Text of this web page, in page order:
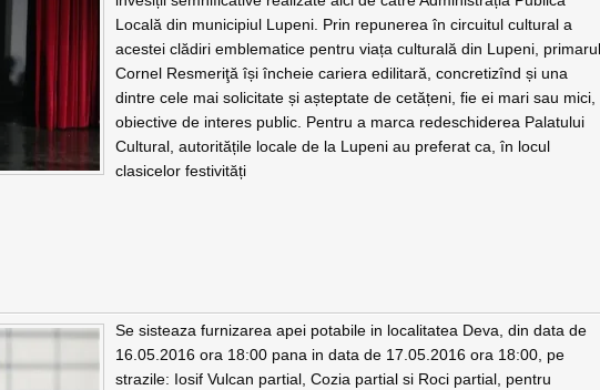
Locală din municipiul Lupeni. Prin repunerea în circuitul cultural a
acestei clădiri emblematice pentru viața culturală din Lupeni,
Cornel Resmeriţă își încheie cariera edilitară, concretizînd și una
dintre cele mai solicitate și așteptate de cetățeni, fie ei mari sau mici,
obiective de interes public. Pentru a marca redeschiderea Palatului
Cultural, autoritățile locale de la Lupeni au preferat ca, în locul
clasicelor festivități
Se sisteaza furnizarea apei potabile in localitatea Deva, din data de
16.05.2016 ora 18:00 pana in data de 17.05.2016 ora 18:00, pe
strazile: Iosif Vulcan partial, Cozia partial si Roci partial, pentru